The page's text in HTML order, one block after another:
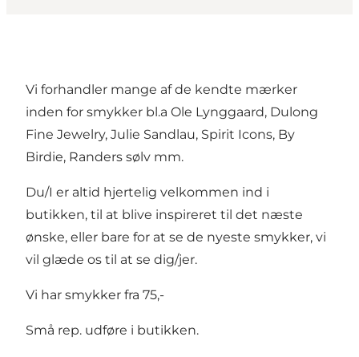
Vi forhandler mange af de kendte mærker
inden for smykker bl.a Ole Lynggaard, Dulong
Fine Jewelry, Julie Sandlau, Spirit Icons, By
Birdie, Randers sølv mm.
Du/I er altid hjertelig velkommen ind i
butikken, til at blive inspireret til det næste
ønske, eller bare for at se de nyeste smykker, vi
vil glæde os til at se dig/jer.
Vi har smykker fra 75,-
Små rep. udføre i butikken.